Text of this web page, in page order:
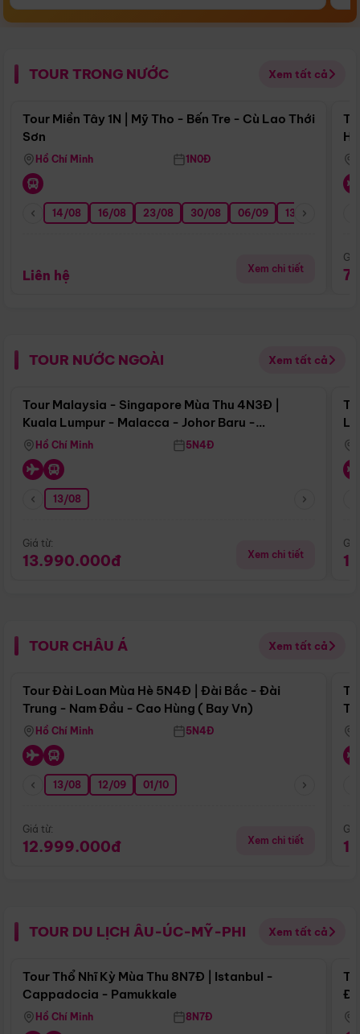
TOUR TRONG NƯỚC Xem tất cả
Điểm nổi bật
Tour Miền Tây 1N | Mỹ Tho - Bến Tre - Cù Lao Thới
Sơn
Hồ Chí Minh 1N0Đ
14/08 16/08 23/08 30/08 06/09 13/09
Liên hệ Xem chi tiết
TOUR NƯỚC NGOÀI Xem tất cả
Điểm nổi bật
Tour Malaysia - Singapore Mùa Thu 4N3Đ |
Kuala Lumpur - Malacca - Johor Baru -
Singapore
Hồ Chí Minh 5N4Đ
13/08
Giá từ:
13.990.000đ Xem chi tiết
TOUR CHÂU Á Xem tất cả
Điểm nổi bật
Tour Đài Loan Mùa Hè 5N4Đ | Đài Bắc - Đài
Trung - Nam Đầu - Cao Hùng ( Bay Vn)
Hồ Chí Minh 5N4Đ
13/08 12/09 01/10
Giá từ:
12.999.000đ Xem chi tiết
TOUR DU LỊCH ÂU-ÚC-MỸ-PHI Xem tất cả
Điểm nổi bật
Tour Thổ Nhĩ Kỳ Mùa Thu 8N7Đ | Istanbul -
Cappadocia - Pamukkale
Hồ Chí Minh 8N7Đ